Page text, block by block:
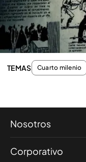
Las pruebas
dispararon tres
TEMAS Cuarto milenio
Nosotros
Corporativo